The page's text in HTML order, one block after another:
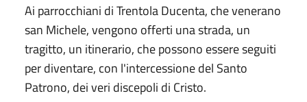
Ai parrocchiani di Trentola Ducenta, che venerano
san Michele, vengono offerti una strada, un
tragitto, un itinerario, che possono essere seguiti
per diventare, con l'intercessione del Santo
Patrono, dei veri discepoli di Cristo.